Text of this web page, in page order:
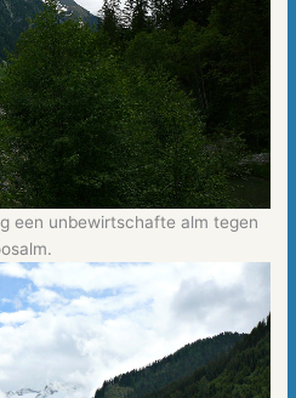
een unbewirtschafte alm tegen